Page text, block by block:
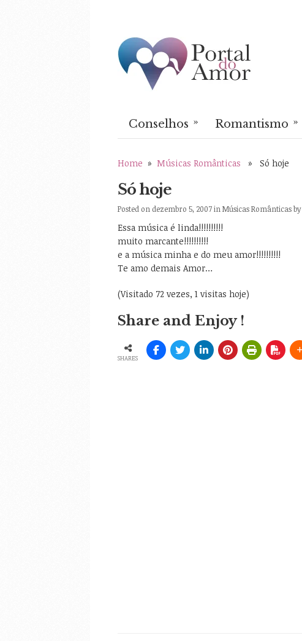
Conselhos » Romantismo »
Home » Músicas Românticas » Só hoje
Só hoje
Posted on dezembro 5, 2007 in Músicas Românticasby
Essa música é linda!!!!!!!!!!
muito marcante!!!!!!!!!!
e a música minha e do meu amor!!!!!!!!!!
Te amo demais Amor…
(Visitado 72 vezes, 1 visitas hoje)
Share and Enjoy !
SHARES